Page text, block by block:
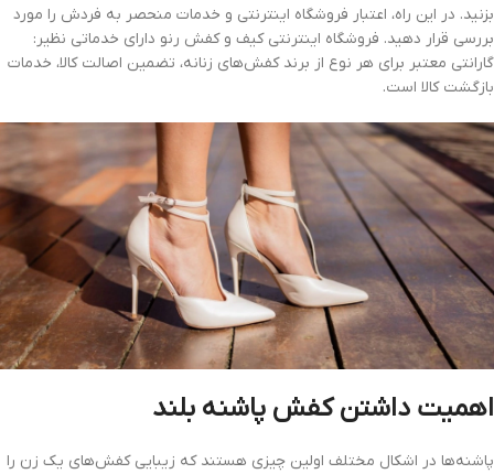
بزنید. در این راه، اعتبار فروشگاه اینترنتی و خدمات منحصر به فردش را مورد
بررسی قرار دهید. فروشگاه اینترنتی کیف و کفش رنو دارای خدماتی نظیر:
گارانتی معتبر برای هر نوع از برند کفش‌های زنانه، تضمین اصالت کالا، خدمات
بازگشت کالا است.
اهمیت داشتن کفش پاشنه بلند
پاشنه‌ها در اشکال مختلف اولین چیزی هستند که زیبایی کفش‌های یک زن را